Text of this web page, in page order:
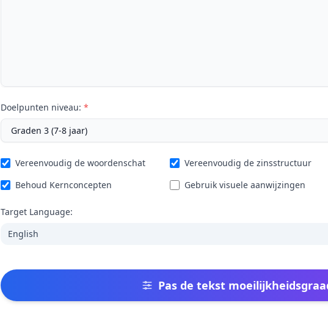
Doelpunten niveau: *
Vereenvoudig de woordenschat Vereenvoudig de zinsstructuur
Behoud Kernconcepten
Gebruik visuele aanwijzingen
Target Language:
English
Pas de tekst